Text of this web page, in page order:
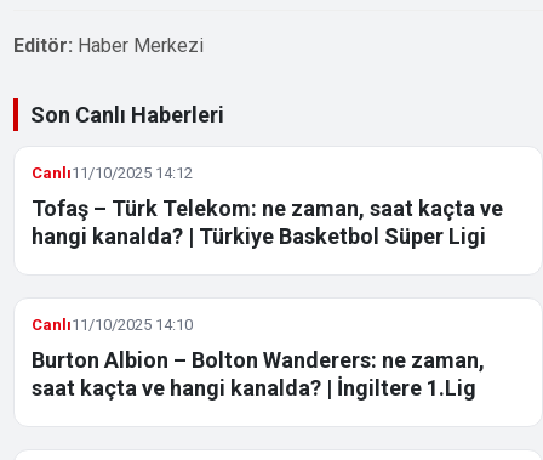
Editör: Haber Merkezi
Son Canlı Haberleri
Canlı11/10/2025 14:12
Tofaş – Türk Telekom: ne zaman, saat kaçta ve
hangi kanalda? | Türkiye Basketbol Süper Ligi
Canlı11/10/2025 14:10
Burton Albion – Bolton Wanderers: ne zaman,
saat kaçta ve hangi kanalda? | İngiltere 1.Lig